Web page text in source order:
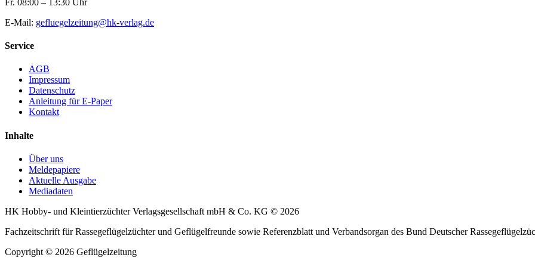
Fr. 08:00 – 13:30 Uhr
E-Mail: gefluegelzeitung@hk-verlag.de
Service
AGB
Impressum
Datenschutz
Anleitung für E-Paper
Kontakt
Inhalte
Über uns
Meldepapiere
Aktuelle Ausgabe
Mediadaten
HK Hobby- und Kleintierzüchter Verlagsgesellschaft mbH & Co. KG © 2026
Fachzeitschrift für Rassegeflügelzüchter und Geflügelfreunde sowie Referenzblatt und Verbandsorgan des Bund Deutscher
Copyright © 2026 Geflügelzeitung